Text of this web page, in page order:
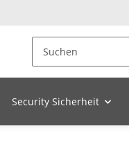
Security Sicherheit